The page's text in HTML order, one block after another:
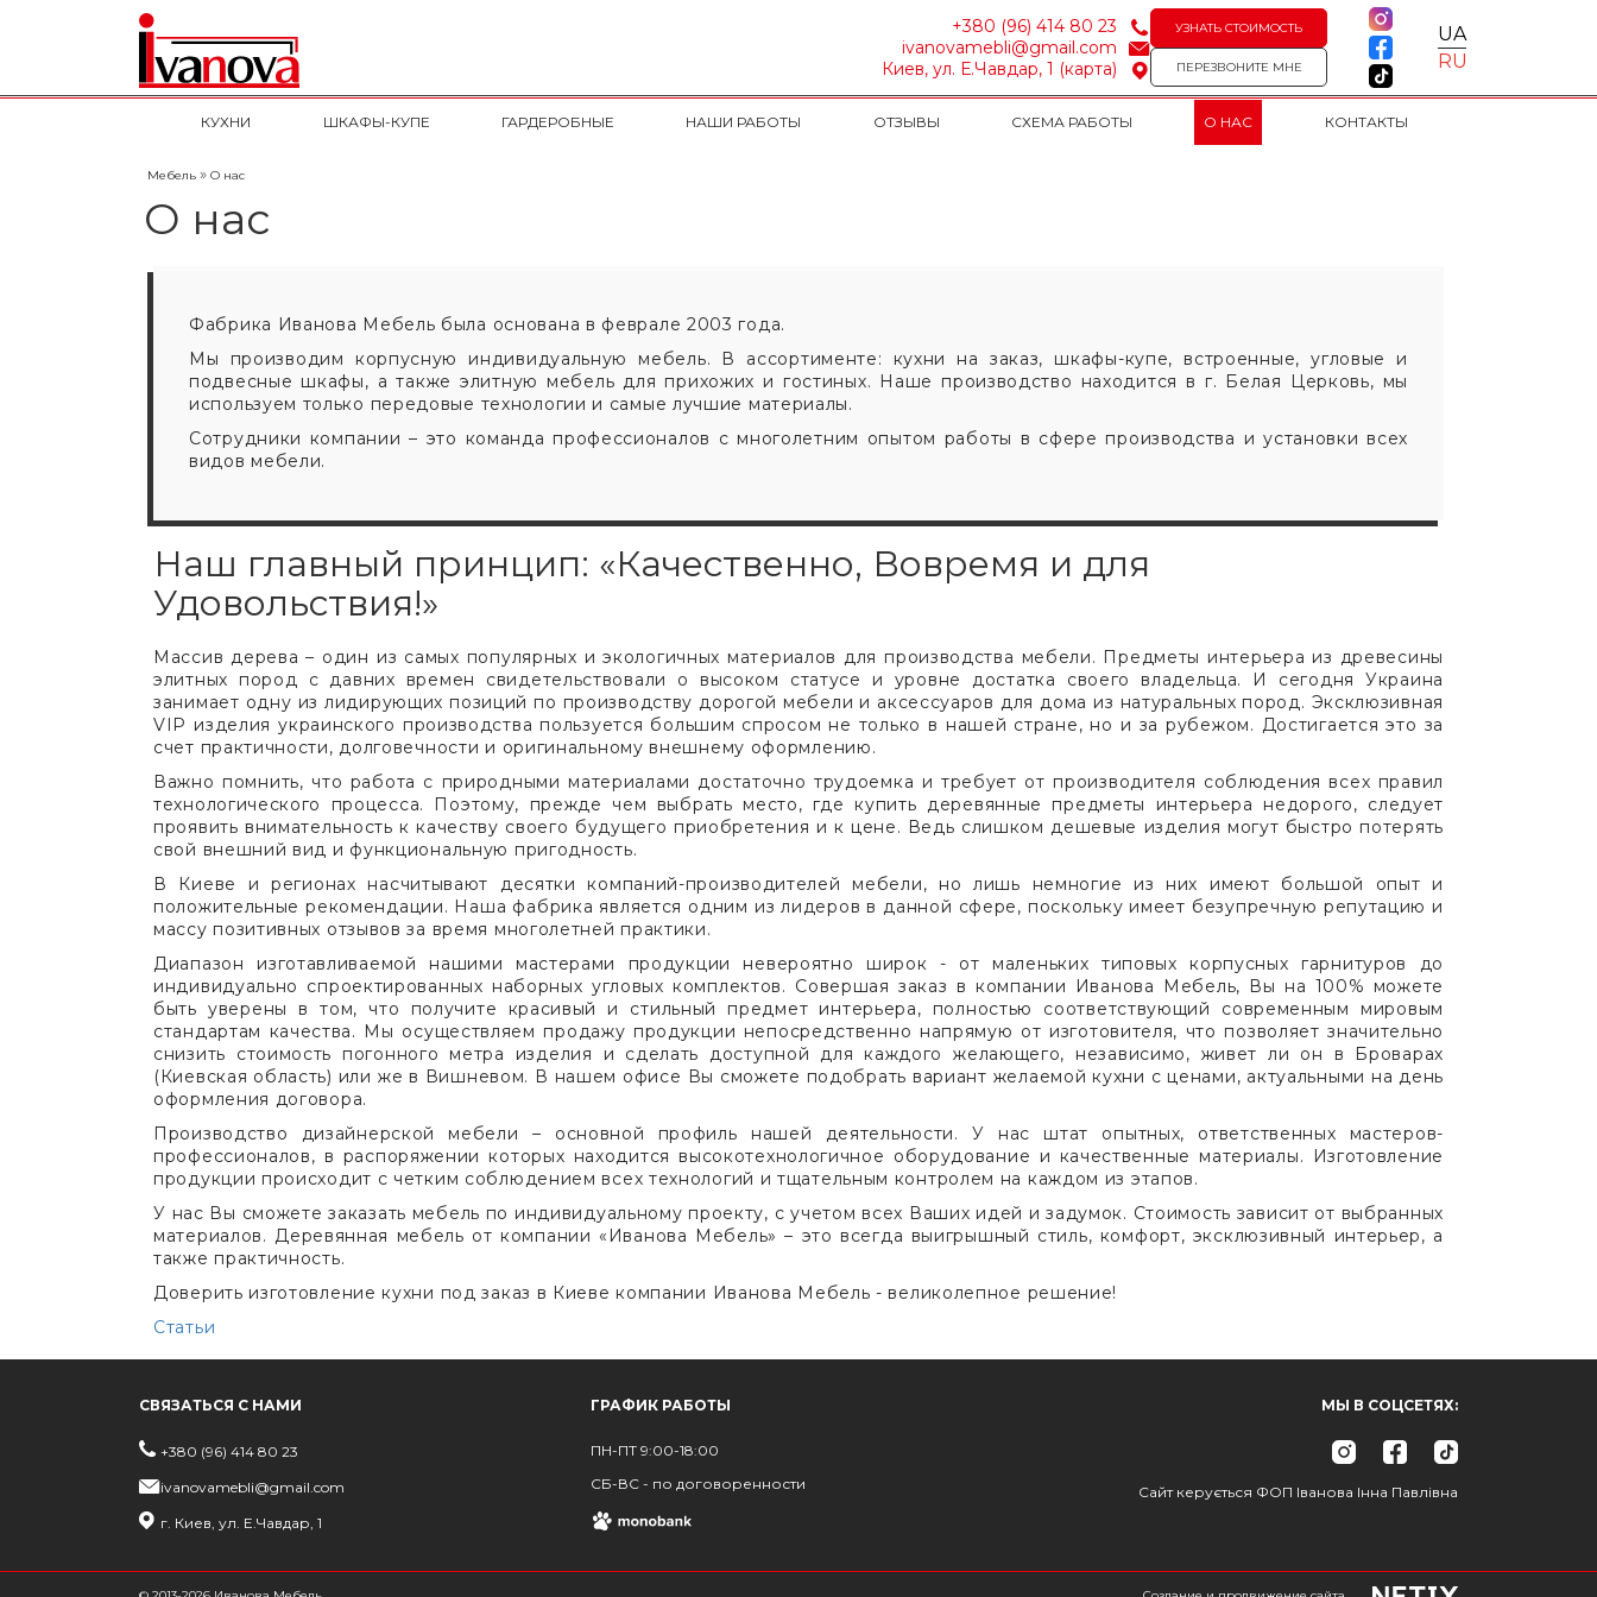
UA
RU
+380 (96) 414 80 23
ivanovamebli@gmail.com
Киев, ул. Е.Чавдар, 1 (карта)
УЗНАТЬ СТОИМОСТЬ
ПЕРЕЗВОНИТЕ МНЕ
КУХНИ ШКАФЫ-КУПЕ ГАРДЕРОБНЫЕ НАШИ РАБОТЫ ОТЗЫВЫ СХЕМА РАБОТЫ О НАС КОНТАКТЫ
Мебель » О нас
О нас
Фабрика Иванова Мебель была основана в феврале 2003 года.
Мы производим корпусную индивидуальную мебель. В ассортименте: кухни на заказ, шкафы-купе, встроенные, угловые и
подвесные шкафы, а также элитную мебель для прихожих и гостиных. Наше производство находится в г. Белая Церковь, мы
используем только передовые технологии и самые лучшие материалы.
Сотрудники компании – это команда профессионалов с многолетним опытом работы в сфере производства и установки всех
видов мебели.
Наш главный принцип: «Качественно, Вовремя и для
Удовольствия!»
Массив дерева – один из самых популярных и экологичных материалов для производства мебели. Предметы интерьера из древесины
элитных пород с давних времен свидетельствовали о высоком статусе и уровне достатка своего владельца. И сегодня Украина
занимает одну из лидирующих позиций по производству дорогой мебели и аксессуаров для дома из натуральных пород. Эксклюзивная
VIP изделия украинского производства пользуется большим спросом не только в нашей стране, но и за рубежом. Достигается это за
счет практичности, долговечности и оригинальному внешнему оформлению.
Важно помнить, что работа с природными материалами достаточно трудоемка и требует от производителя соблюдения всех правил
технологического процесса. Поэтому, прежде чем выбрать место, где купить деревянные предметы интерьера недорого, следует
проявить внимательность к качеству своего будущего приобретения и к цене. Ведь слишком дешевые изделия могут быстро потерять
свой внешний вид и функциональную пригодность.
В Киеве и регионах насчитывают десятки компаний-производителей мебели, но лишь немногие из них имеют большой опыт и
положительные рекомендации. Наша фабрика является одним из лидеров в данной сфере, поскольку имеет безупречную репутацию и
массу позитивных отзывов за время многолетней практики.
Диапазон изготавливаемой нашими мастерами продукции невероятно широк - от маленьких типовых корпусных гарнитуров до
индивидуально спроектированных наборных угловых комплектов. Совершая заказ в компании Иванова Мебель, Вы на 100% можете
быть уверены в том, что получите красивый и стильный предмет интерьера, полностью соответствующий современным мировым
стандартам качества. Мы осуществляем продажу продукции непосредственно напрямую от изготовителя, что позволяет значительно
снизить стоимость погонного метра изделия и сделать доступной для каждого желающего, независимо, живет ли он в Броварах
(Киевская область) или же в Вишневом. В нашем офисе Вы сможете подобрать вариант желаемой кухни с ценами, актуальными на день
оформления договора.
Производство дизайнерской мебели – основной профиль нашей деятельности. У нас штат опытных, ответственных мастеров-
профессионалов, в распоряжении которых находится высокотехнологичное оборудование и качественные материалы. Изготовление
продукции происходит с четким соблюдением всех технологий и тщательным контролем на каждом из этапов.
У нас Вы сможете заказать мебель по индивидуальному проекту, с учетом всех Ваших идей и задумок. Стоимость зависит от выбранных
материалов. Деревянная мебель от компании «Иванова Мебель» – это всегда выигрышный стиль, комфорт, эксклюзивный интерьер, а
также практичность.
Доверить изготовление кухни под заказ в Киеве компании Иванова Мебель - великолепное решение!
Статьи
СВЯЗАТЬСЯ С НАМИ
+380 (96) 414 80 23
ivanovamebli@gmail.com
г. Киев, ул. Е.Чавдар, 1
ГРАФИК РАБОТЫ
ПН-ПТ 9:00-18:00
СБ-ВС - по договоренности
МЫ В СОЦСЕТЯХ:
Сайт керується ФОП Іванова Інна Павлівна